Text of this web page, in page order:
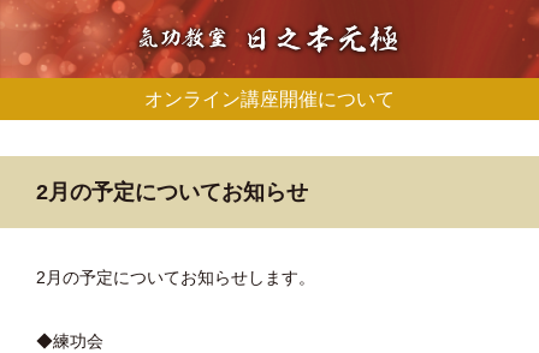
オンライン講座開催について
2月の予定についてお知らせ
2月の予定についてお知らせします。
◆練功会